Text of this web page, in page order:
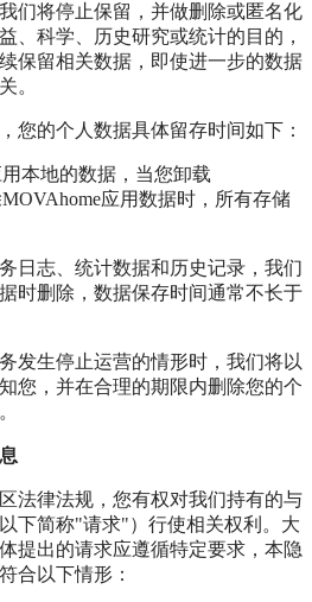
们将停止保留，并做删除或匿名化
、科学、历史研究或统计的目的，
保留相关数据，即使进一步的数据
。
您的个人数据具体留存时间如下：
本地的数据，当您卸载
应用数据时，所有存储
日志、统计数据和历史记录，我们
时删除，数据保存时间通常不长于
发生停止运营的情形时，我们将以
您，并在合理的期限内删除您的个
法律法规，您有权对我们持有的与
下简称"请求"）行使相关权利。大
提出的请求应遵循特定要求，本隐
合以下情形：